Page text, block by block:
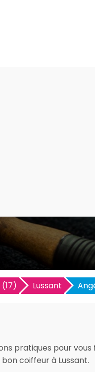
Lussant
pratiques pour vous
coiffeur à Lussant.